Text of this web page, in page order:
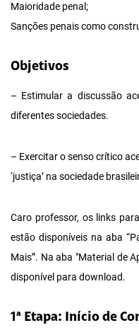
Maioridade penal;
Sanções penais como
Objetivos
– Estimular a discussão
diferentes sociedades.
– Exercitar o senso crítico
‘justiça’ na sociedade
Caro professor, os links
estão disponíveis na aba
Mais”. Na aba "Material de
disponível para download.
1ª Etapa: Início de